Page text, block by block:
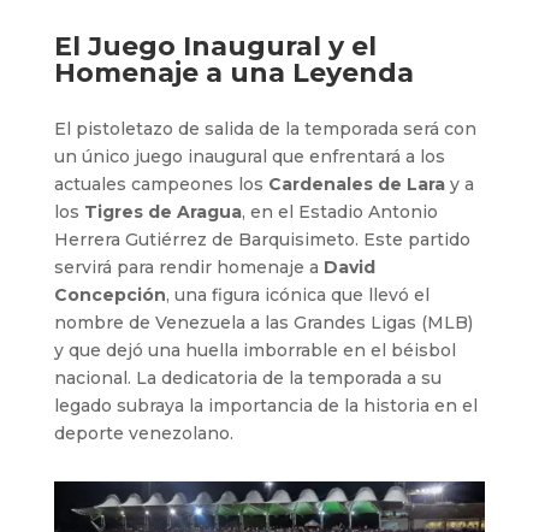
El Juego Inaugural y el
Homenaje a una Leyenda
El pistoletazo de salida de la temporada será con
un único juego inaugural que enfrentará a los
actuales campeones los Cardenales de Laray a
los Tigres de Aragua, en el Estadio Antonio
Herrera Gutiérrez de Barquisimeto. Este partido
servirá para rendir homenaje a David
Concepción, una figura icónica que llevó el
nombre de Venezuela a las Grandes Ligas (MLB)
y que dejó una huella imborrable en el béisbol
nacional. La dedicatoria de la temporada a su
legado subraya la importancia de la historia en el
deporte venezolano.